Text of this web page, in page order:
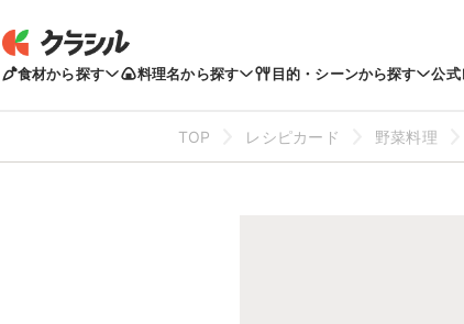
食材から探す 料理名から探す 目的・シーンから探す 公式
TOP レシピカード 野菜料理